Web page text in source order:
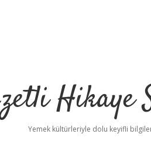
Hikaye
Yemek kültürleriyle dolu keyifli